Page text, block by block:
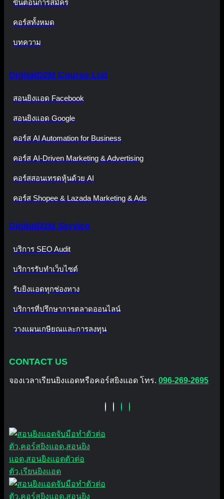
ขั้นตอนการสมัคร
คอร์สทั้งหมด
บทความ
DigitalD2M Course List
สอนยิงแอด Facebook
สอนยิงแอด Google
คอร์ส AI Automation for Business
คอร์ส AI-Driven Marketing & Advertising
คอร์สสอนเทรดหุ้นด้วย AI
คอร์ส Shopee & Lazada Marketing & Ads
DigitalD2M Service
บริการ SEO Audit
บริการรับทำเว็บไซต์
รับยิงแอดทุกช่องทาง
บริการที่ปรึกษาการตลาดออนไลน์
วางแผนเกษียณและการลงทุน
CONTACT US
จองเวลาเรียนยิงแอดหรือคอร์สยิงแอด โทร. 096-269-2695